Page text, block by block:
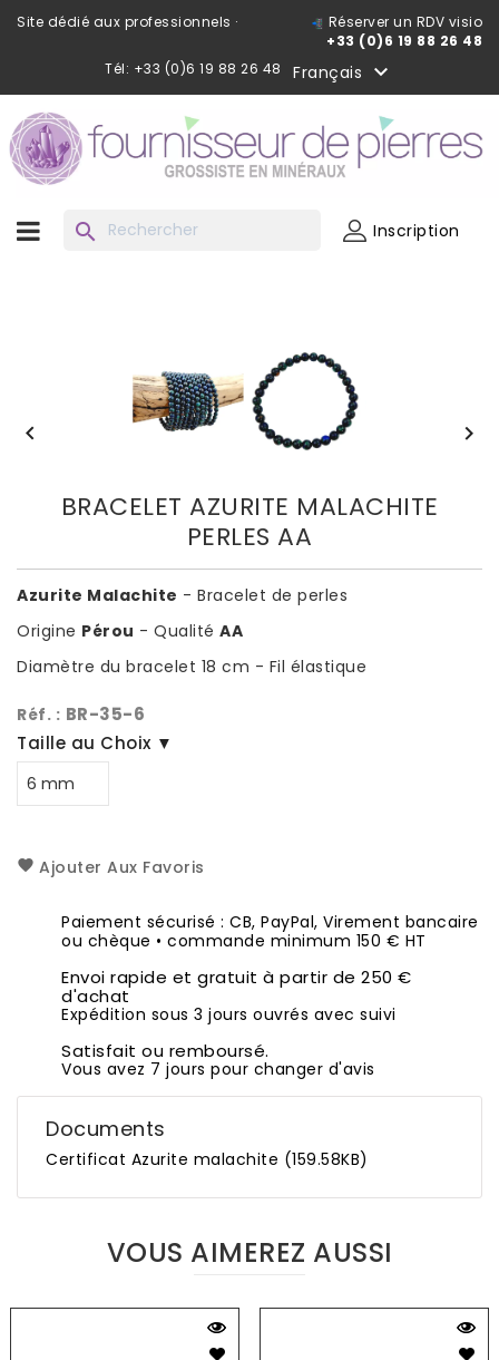
Site dédié aux professionnels ·
Réserver un RDV visio
+33 (0)6 19 88 26 48
Tél: +33 (0)6 19 88 26 48
Français 
search Inscription
 
BRACELET AZURITE MALACHITE
PERLES AA
Azurite Malachite - Bracelet de perles
Origine Pérou - Qualité AA
Diamètre du bracelet 18 cm - Fil élastique
Réf. : BR-35-6
Taille au Choix ▼
Ajouter Aux Favoris
Paiement sécurisé : CB, PayPal, Virement bancaire
ou chèque • commande minimum 150 € HT
Envoi rapide et gratuit à partir de 250 €
d'achat
Expédition sous 3 jours ouvrés avec suivi
Satisfait ou remboursé.
Vous avez 7 jours pour changer d'avis
Documents
Certificat Azurite malachite (159.58KB)
VOUS AIMEREZ AUSSI